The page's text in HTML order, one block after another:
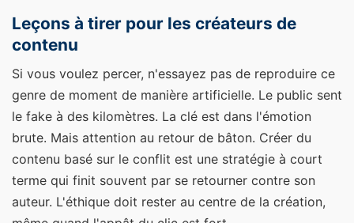
Leçons à tirer pour les créateurs de
contenu
Si vous voulez percer, n'essayez pas de reproduire ce
genre de moment de manière artificielle. Le public sent
le fake à des kilomètres. La clé est dans l'émotion
brute. Mais attention au retour de bâton. Créer du
contenu basé sur le conflit est une stratégie à court
terme qui finit souvent par se retourner contre son
auteur. L'éthique doit rester au centre de la création,